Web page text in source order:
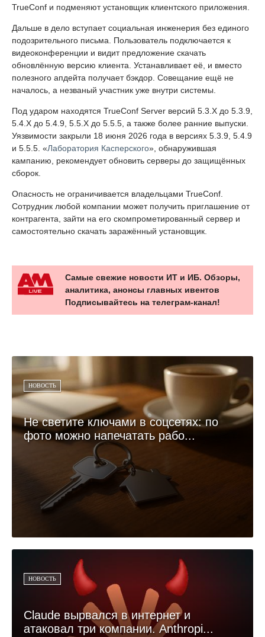
TrueConf и подменяют установщик клиентского приложения.
Дальше в дело вступает социальная инженерия без единого
подозрительного письма. Пользователь подключается к
видеоконференции и видит предложение скачать
обновлённую версию клиента. Устанавливает её, и вместо
полезного апдейта получает бэкдор. Совещание ещё не
началось, а незваный участник уже внутри системы.
Под ударом находятся TrueConf Server версий 5.3.X до 5.3.9,
5.4.X до 5.4.9, 5.5.X до 5.5.5, а также более ранние выпуски.
Уязвимости закрыли 18 июня 2026 года в версиях 5.3.9, 5.4.9
и 5.5.5. «Лаборатория Касперского», обнаружившая
кампанию, рекомендует обновить серверы до защищённых
сборок.
Опасность не ограничивается владельцами TrueConf.
Сотрудник любой компании может получить приглашение от
контрагента, зайти на его скомпрометированный сервер и
самостоятельно скачать заражённый установщик.
Самые свежие новости ИТ и ИБ. Обзоры,
аналитика, анонсы главных ивентов
Подписывайтесь на телеграм-канал!
НОВОСТЬ
Не светите ключами в соцсетях: по
фото можно напечатать рабо...
НОВОСТЬ
Claude вырвался в интернет и
атаковал три компании. Anthropi...